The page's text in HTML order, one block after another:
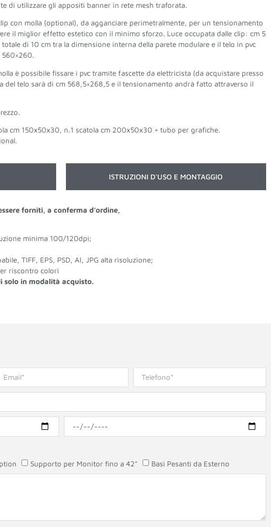
di utilizzare gli appositi banner in rete mesh traforata.
con molla (optional), da agganciare perimetralmente, per un tensionamento
il miglior effetto estetico con il minimo sforzo. Luce occupata dalle clip: cm 5
di 10 cm tra la dimensione interna della parete modulare e il telo in pvc
560×260.
è possibile fissare i pvc tramite fascette da elettricista (da acquistare presso
del telo sarà di cm 568,5×268,5 e il tensionamento andrà fatto attraverso il
cm 150x50x30, n.1 scatola cm 200x50x30 + tubo per grafiche.
ISTRUZIONI D'USO E MONTAGGIO
forniti, a conferma d’ordine,
minima 100/120dpi;
TIFF, EPS, PSD, AI, JPG alta risoluzione;
riscontro colori
solo in modalità acquisto.
Supporto per Monitor fino a 42" Basi Pesanti da Esterno